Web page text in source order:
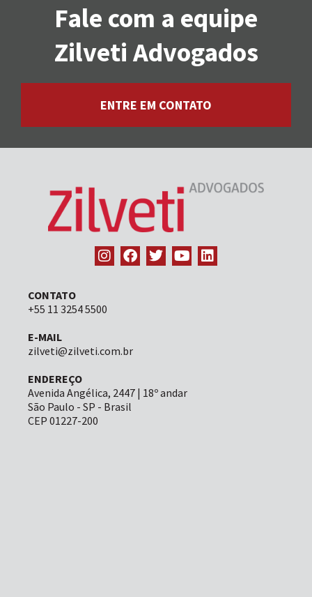
Fale com a equipe
Zilveti Advogados
ENTRE EM CONTATO
CONTATO
+55 11 3254 5500
E-MAIL
zilveti@zilveti.com.br
ENDEREÇO
Avenida Angélica, 2447 | 18º andar
São Paulo - SP - Brasil
CEP 01227-200